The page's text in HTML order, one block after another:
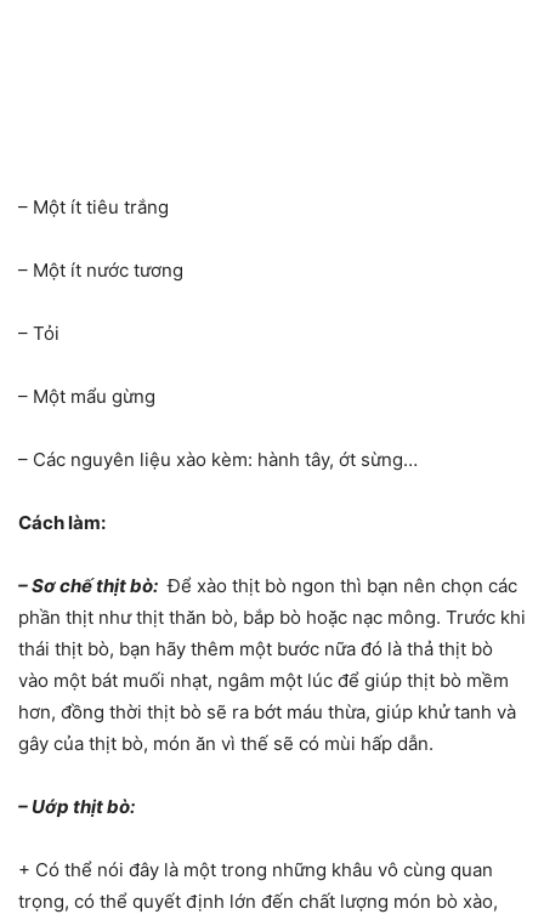
– Một ít tiêu trắng
– Một ít nước tương
– Tỏi
– Một mẩu gừng
– Các nguyên liệu xào kèm: hành tây, ớt sừng…
Cách làm:
– Sơ chế thịt bò: Để xào thịt bò ngon thì bạn nên chọn các
phần thịt như thịt thăn bò, bắp bò hoặc nạc mông. Trước khi
thái thịt bò, bạn hãy thêm một bước nữa đó là thả thịt bò
vào một bát muối nhạt, ngâm một lúc để giúp thịt bò mềm
hơn, đồng thời thịt bò sẽ ra bớt máu thừa, giúp khử tanh và
gây của thịt bò, món ăn vì thế sẽ có mùi hấp dẫn.
– Uớp thịt bò:
+ Có thể nói đây là một trong những khâu vô cùng quan
trọng, có thể quyết định lớn đến chất lượng món bò xào,